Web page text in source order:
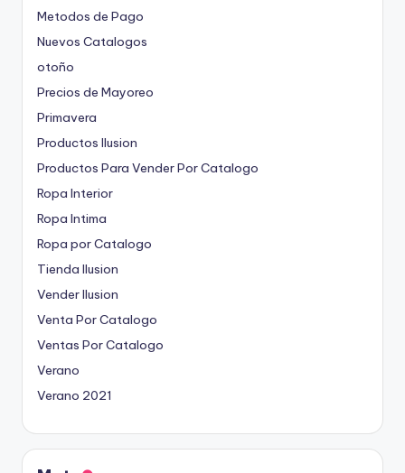
Metodos de Pago
Nuevos Catalogos
otoño
Precios de Mayoreo
Primavera
Productos Ilusion
Productos Para Vender Por Catalogo
Ropa Interior
Ropa Intima
Ropa por Catalogo
Tienda Ilusion
Vender Ilusion
Venta Por Catalogo
Ventas Por Catalogo
Verano
Verano 2021